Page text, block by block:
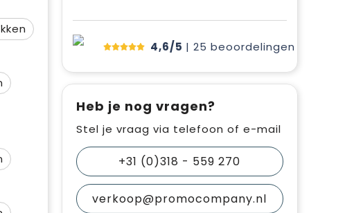
4,6/5 | 25 beoordelingen
Heb je nog vragen?
Stel je vraag via telefoon of e-mail
+31 (0)318 - 559 270
verkoop@promocompany.nl